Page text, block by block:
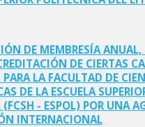
DE MEMBRESÍA
DE CIERTAS
PARA LA FACULTAD DE
DE LA ESCUELA
(FCSH - ESPOL) POR UNA
INTERNACIONAL